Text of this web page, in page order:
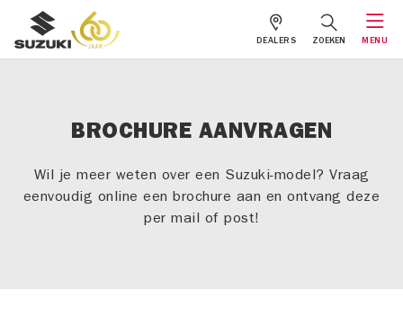
DEALERS ZOEKEN MENU
BROCHURE AANVRAGEN
Wil je meer weten over een Suzuki-model? Vraag
eenvoudig online een brochure aan en ontvang deze
per mail of post!